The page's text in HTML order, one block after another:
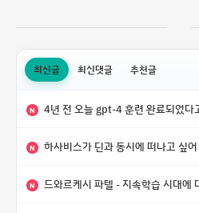
최신글 최신댓글 추천글
N 4년 전 오늘 gpt-4 훈련 완료되었다
N 하사비스가 딘과 동시에 떠나고 싶
N 드와르케시 파텔 - 지속학습 시대에